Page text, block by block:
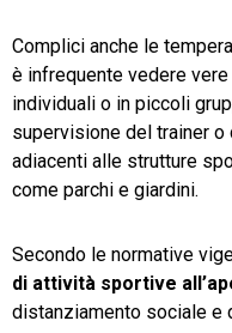
Complici anche le
è infrequente vedere
individuali o in piccoli
supervisione del trainer
adiacenti alle strutture
come parchi e giardini.
Secondo le normative
di attività sportive
distanziamento sociale e